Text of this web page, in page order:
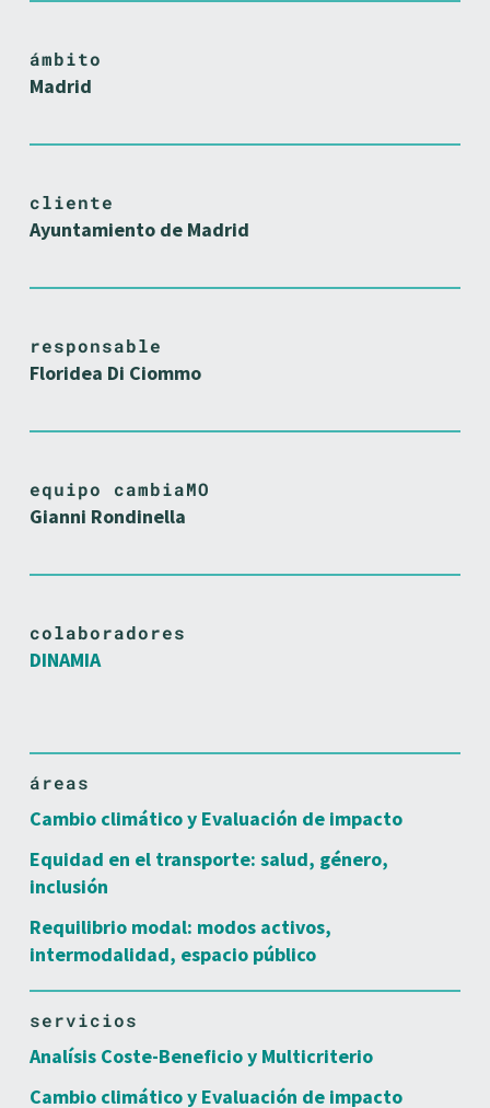
ámbito
Madrid
cliente
Ayuntamiento de Madrid
responsable
Floridea Di Ciommo
equipo cambiaMO
Gianni Rondinella
colaboradores
DINAMIA
áreas
Cambio climático y Evaluación de impacto
Equidad en el transporte: salud, género,
inclusión
Requilibrio modal: modos activos,
intermodalidad, espacio público
servicios
Analísis Coste-Beneficio y Multicriterio
Cambio climático y Evaluación de impacto